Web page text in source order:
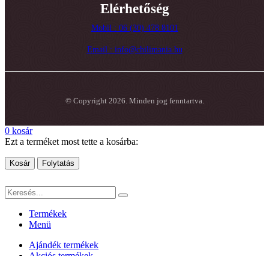
Elérhetőség
Mobil : 06 (30) 478 8101
Email : info@chilimania.hu
© Copyright 2026. Minden jog fenntartva.
0 kosár
Ezt a terméket most tette a kosárba:
Kosár Folytatás
Termékek
Menü
Ajándék termékek